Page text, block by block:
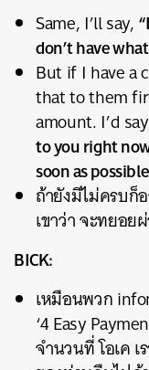
Same, I’ll say,
don’t have
But if I have a
that to them
amount. I’d
to you right
soon as
ถ้ายังมีไม่ครบ
เขาว่า จะทยอย
BICK:
เหมือนพวก
‘4 Easy
จำนวนที่ โอเค